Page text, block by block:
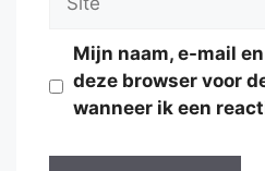
Mijn naam, e-mail
deze browser voor
wanneer ik een